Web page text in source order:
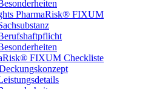
PharmaRisk® FIXUM
FIXUM Checkliste